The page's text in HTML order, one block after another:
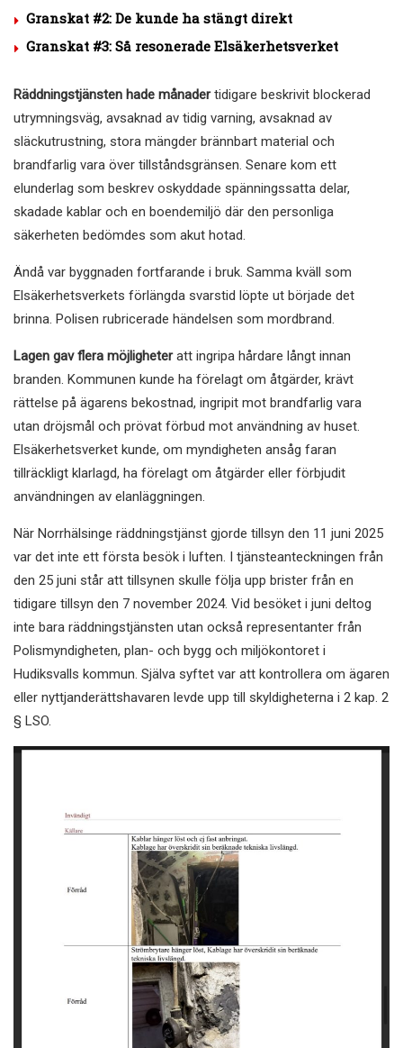
Granskat #2: De kunde ha stängt direkt
Granskat #3: Så resonerade Elsäkerhetsverket
Räddningstjänsten hade månadertidigare beskrivit blockerad
utrymningsväg, avsaknad av tidig varning, avsaknad av
släckutrustning, stora mängder brännbart material och
brandfarlig vara över tillståndsgränsen. Senare kom ett
elunderlag som beskrev oskyddade spänningssatta delar,
skadade kablar och en boendemiljö där den personliga
säkerheten bedömdes som akut hotad.
Ändå var byggnaden fortfarande i bruk. Samma kväll som
Elsäkerhetsverkets förlängda svarstid löpte ut började det
brinna. Polisen rubricerade händelsen som mordbrand.
Lagen gav flera möjligheteratt ingripa hårdare långt innan
branden. Kommunen kunde ha förelagt om åtgärder, krävt
rättelse på ägarens bekostnad, ingripit mot brandfarlig vara
utan dröjsmål och prövat förbud mot användning av huset.
Elsäkerhetsverket kunde, om myndigheten ansåg faran
tillräckligt klarlagd, ha förelagt om åtgärder eller förbjudit
användningen av elanläggningen.
När Norrhälsinge räddningstjänst gjorde tillsyn den 11 juni 2025
var det inte ett första besök i luften. I tjänsteanteckningen från
den 25 juni står att tillsynen skulle följa upp brister från en
tidigare tillsyn den 7 november 2024. Vid besöket i juni deltog
inte bara räddningstjänsten utan också representanter från
Polismyndigheten, plan- och bygg och miljökontoret i
Hudiksvalls kommun. Själva syftet var att kontrollera om ägaren
eller nyttjanderättshavaren levde upp till skyldigheterna i 2 kap. 2
§ LSO.